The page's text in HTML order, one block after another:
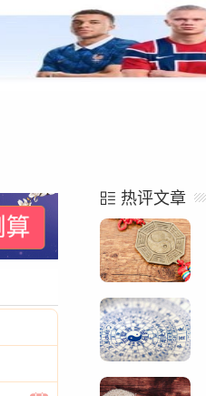
格局玄奥 命例解析
热评文章